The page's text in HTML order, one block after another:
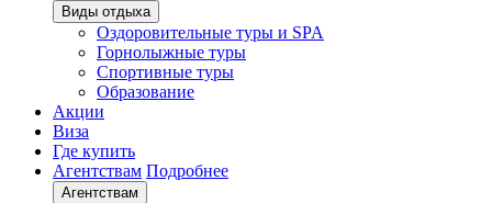
Виды отдыха
Оздоровительные туры и SPA
Горнолыжные туры
Спортивные туры
Образование
Акции
Виза
Где купить
Агентствам Подробнее
Агентствам